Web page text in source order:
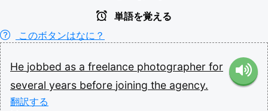
単語を覚える
このボタンはなに？
He jobbed as a freelance photographer for
several years before joining the agency.
翻訳する